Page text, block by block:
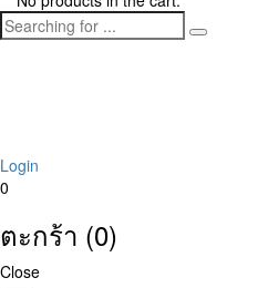
Login
0
ตะกร้า (0)
Close